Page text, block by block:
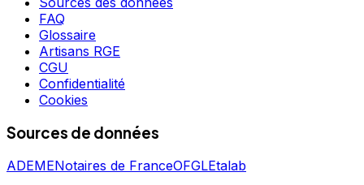
FAQ
Glossaire
Artisans RGE
CGU
Confidentialité
Cookies
Sources de données
ADEMENotaires de FranceOFGLEtalab